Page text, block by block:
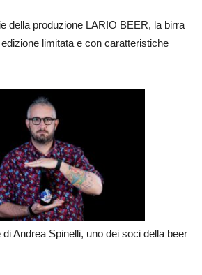
della produzione LARIO BEER, la birra
limitata e con caratteristiche
Andrea Spinelli, uno dei soci della beer